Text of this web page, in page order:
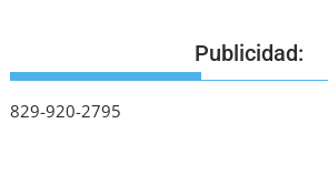
Publicidad:
829-920-2795